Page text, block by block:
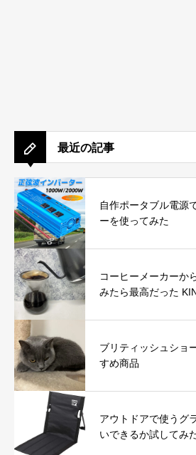
最近の記事
自作ポータブル電源
ーを使ってみた
コーヒーメーカーか
みたら最高だった
ブリティッシュショ
すめ商品
アウトドアで使うグ
いできるか試してみ